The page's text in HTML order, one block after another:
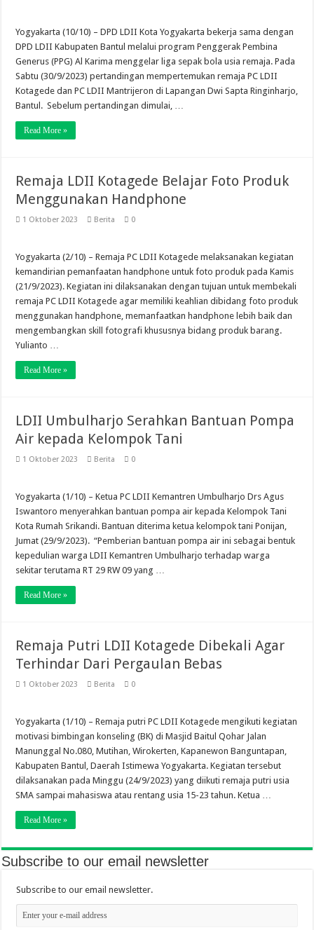
Yogyakarta (10/10) – DPD LDII Kota Yogyakarta bekerja sama dengan
DPD LDII Kabupaten Bantul melalui program Penggerak Pembina
Generus (PPG) Al Karima menggelar liga sepak bola usia remaja. Pada
Sabtu (30/9/2023) pertandingan mempertemukan remaja PC LDII
Kotagede dan PC LDII Mantrijeron di Lapangan Dwi Sapta Ringinharjo,
Bantul. Sebelum pertandingan dimulai, …
Read More »
Remaja LDII Kotagede Belajar Foto Produk
Menggunakan Handphone
1 Oktober 2023 Berita 0
Yogyakarta (2/10) – Remaja PC LDII Kotagede melaksanakan kegiatan
kemandirian pemanfaatan handphone untuk foto produk pada Kamis
(21/9/2023). Kegiatan ini dilaksanakan dengan tujuan untuk membekali
remaja PC LDII Kotagede agar memiliki keahlian dibidang foto produk
menggunakan handphone, memanfaatkan handphone lebih baik dan
mengembangkan skill fotografi khususnya bidang produk barang.
Yulianto …
Read More »
LDII Umbulharjo Serahkan Bantuan Pompa
Air kepada Kelompok Tani
1 Oktober 2023 Berita 0
Yogyakarta (1/10) – Ketua PC LDII Kemantren Umbulharjo Drs Agus
Iswantoro menyerahkan bantuan pompa air kepada Kelompok Tani
Kota Rumah Srikandi. Bantuan diterima ketua kelompok tani Ponijan,
Jumat (29/9/2023). “Pemberian bantuan pompa air ini sebagai bentuk
kepedulian warga LDII Kemantren Umbulharjo terhadap warga
sekitar terutama RT 29 RW 09 yang …
Read More »
Remaja Putri LDII Kotagede Dibekali Agar
Terhindar Dari Pergaulan Bebas
1 Oktober 2023 Berita 0
Yogyakarta (1/10) – Remaja putri PC LDII Kotagede mengikuti kegiatan
motivasi bimbingan konseling (BK) di Masjid Baitul Qohar Jalan
Manunggal No.080, Mutihan, Wirokerten, Kapanewon Banguntapan,
Kabupaten Bantul, Daerah Istimewa Yogyakarta. Kegiatan tersebut
dilaksanakan pada Minggu (24/9/2023) yang diikuti remaja putri usia
SMA sampai mahasiswa atau rentang usia 15-23 tahun. Ketua …
Read More »
Subscribe to our email newsletter
Subscribe to our email newsletter.